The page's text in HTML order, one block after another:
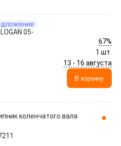
05-
67%
1 шт.
13 - 16 августа
В корзину
коленчатого вала